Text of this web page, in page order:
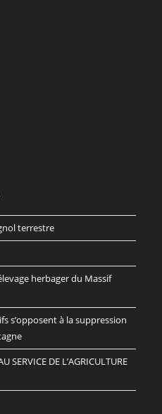
terrestre
herbager du Massif
s’opposent à la suppression
SERVICE DE L’AGRICULTURE